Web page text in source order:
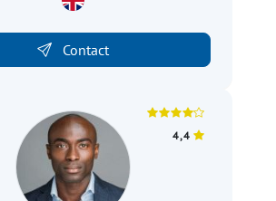
Contact
4,4